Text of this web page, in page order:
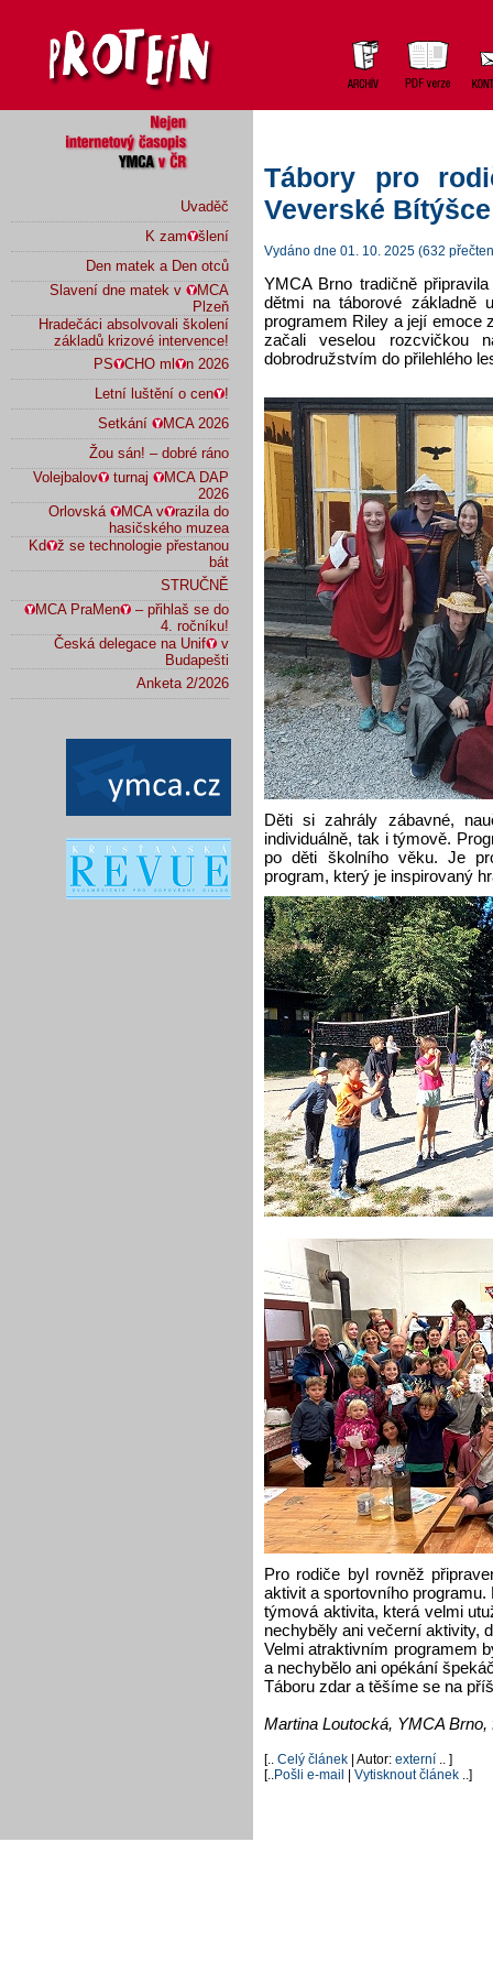
Uvaděč
K zam
šlení
Den matek a Den otců
Slavení dne matek v
MCA
Plzeň
Hradečáci absolvovali školení
základů krizové intervence!
PS
CHO ml
n 2026
Letní luštění o cen
!
Setkání
MCA 2026
Žou sán! – dobré ráno
Volejbalov
turnaj
MCA DAP
2026
Orlovská
MCA v
razila do
hasičského muzea
Kd
ž se technologie přestanou
bát
STRUČNĚ
MCA PraMen
– přihlaš se do
4. ročníku!
Česká delegace na Unif
v
Budapešti
Anketa 2/2026
Tábory pro
Veverské Bítýšce
Vydáno dne 01. 10. 2025 (632
YMCA Brno tradičně
dětmi na táborové základně
programem Riley a její emoce
začali veselou
dobrodružstvím do přilehlého
Děti si zahrály zábavné,
individuálně, tak i týmově.
po děti školního věku. Je
program, který je inspirovaný
Pro rodiče byl rovněž
aktivit a sportovního
týmová aktivita, která velmi
nechyběly ani večerní aktivity,
Velmi atraktivním programem
a nechybělo ani opékání
Táboru zdar a těšíme se na
Martina Loutocká, YMCA
[.. Celý článek | Autor: externí .. ]
[.. Pošli e-mail | Vytisknout článek ..]